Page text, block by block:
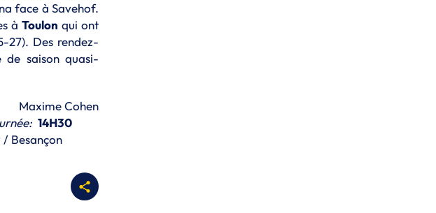
face à Savehof.
à Toulon qui ont
27). Des rendez-
saison quasi-
Maxime Cohen
14H30
/ Besançon